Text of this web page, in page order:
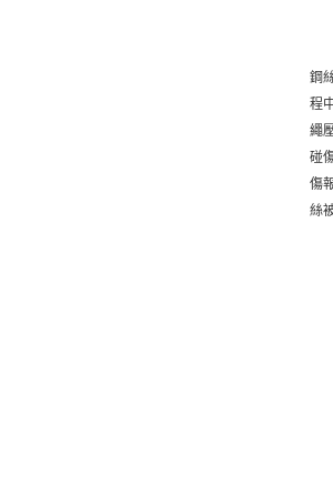
鋼
程
繩
碰
傷
絲